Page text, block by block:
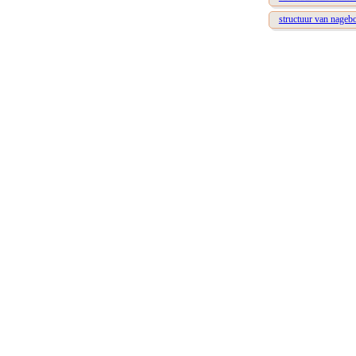
structuur van